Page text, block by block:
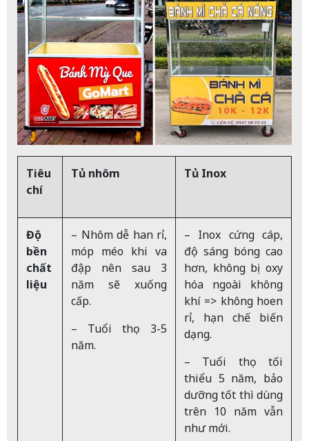
Tiêu
chí
Tủ nhôm Tủ Inox
Độ
bền
chất
liệu
– Nhôm dễ han rỉ,
móp méo khi va
đập nên sau 3
năm sẽ xuống
cấp.
– Tuổi thọ 3-5
năm.
– Inox cứng cáp,
độ sáng bóng cao
hơn, không bị oxy
hóa ngoài không
khí => không hoen
rỉ, hạn chế biến
dạng.
– Tuổi thọ tối
thiểu 5 năm, bảo
dưỡng tốt thì dùng
trên 10 năm vẫn
như mới.